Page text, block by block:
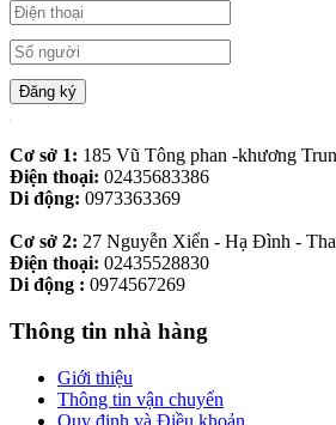
Đăng ký
Cơ sở 1: 185 Vũ Tông phan -khương
Điện thoại: 02435683386
Di động: 0973363369
Cơ sở 2: 27 Nguyễn Xiển - Hạ Đình -
Điện thoại: 02435528830
Di động : 0974567269
Thông tin nhà hàng
Giới thiệu
Thông tin vận chuyển
Quy định và Điều khoản